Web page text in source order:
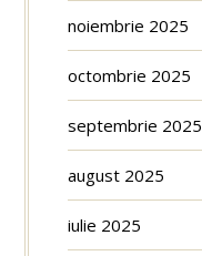
noiembrie 2025
octombrie 2025
septembrie 2025
august 2025
iulie 2025